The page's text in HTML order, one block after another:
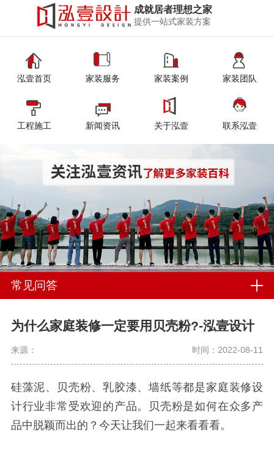
成就居者理想之家
提供一站式家装方案
泓壹首页 家装服务 家装案例 家装团队
工程施工 新闻资讯 关于泓壹 联系泓壹
常见问答
为什么家庭装修一定要用贝壳粉?-泓壹设计
来源： 时间：2022-08-11
硅藻泥、贝壳粉、乳胶漆、墙纸等都是家庭装修设
计行业非常受欢迎的产品。贝壳粉是如何在众多产
品中脱颖而出的？ 今天让我们一起来看看看。